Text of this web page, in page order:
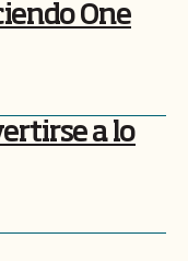
One
a lo